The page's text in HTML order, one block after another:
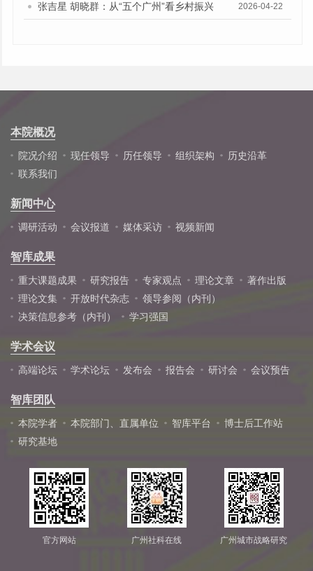
张吉星 胡晓群：从“五个广州”看乡村振兴 2026-04-22
本院概况
院况介绍 现任领导 历任领导 组织架构
历史沿革
联系我们
新闻中心
调研活动 会议报道 媒体采访 视频新闻
智库成果
重大课题成果 研究报告 专家观点 理论文章
著作出版
理论文集
开放时代杂志
领导参阅（内刊）
决策信息参考（内刊）
学习强国
学术会议
高端论坛 学术论坛 发布会 报告会 研讨会 会议预告
智库团队
本院学者 本院部门、直属单位 智库平台
博士后工作站
研究基地
官方网站 广州社科在线 广州城市战略研究